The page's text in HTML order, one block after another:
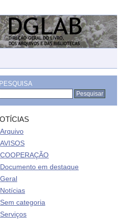
PESQUISA
Arquivo
AVISOS
COOPERAÇÃO
Documento em destaque
Geral
Notícias
Sem categoria
Serviços